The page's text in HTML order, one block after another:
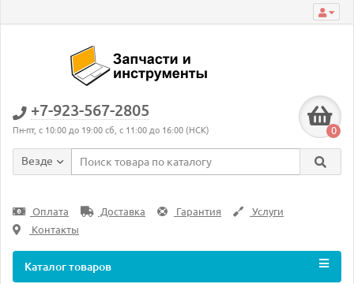
+7-923-567-2805
Пн-пт, с 10:00 до 19:00 сб, с 11:00 до 16:00 (НСК) 0
Везде
Оплата Доставка Гарантия
Услуги
Контакты
Каталог товаров